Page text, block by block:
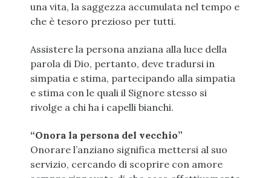
una vita, la saggezza accumulata nel tempo e
che è tesoro prezioso per tutti.
Assistere la persona anziana alla luce della
parola di Dio, pertanto, deve tradursi in
simpatia e stima, partecipando alla simpatia
e stima con le quali il Signore stesso si
rivolge a chi ha i capelli bianchi.
“Onora la persona del vecchio”
Onorare l’anziano significa mettersi al suo
servizio, cercando di scoprire con amore